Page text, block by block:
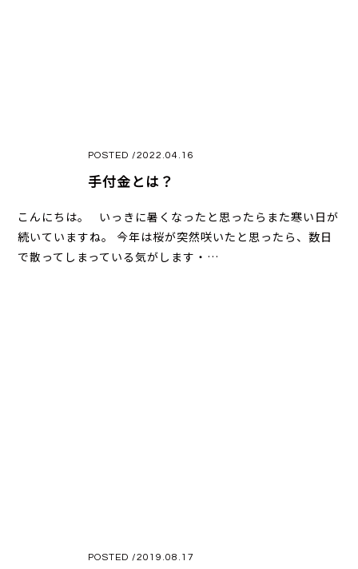
POSTED /2022.04.16
手付金とは？
こんにちは。 いっきに暑くなったと思ったらまた寒い日が
続いていますね。 今年は桜が突然咲いたと思ったら、数日
で散ってしまっている気がします・…
POSTED /2019.08.17